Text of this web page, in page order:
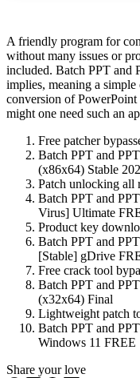
A friendly program for
without many issues or
included. Batch PPT and
implies, meaning a
conversion of
might one need such an
Free patcher
Batch PPT and
(x86x64) Stable
Patch unlocking all
Batch PPT and
Virus] Ultimate
Product key
Batch PPT and
[Stable] gDrive
Free crack tool
Batch PPT and
(x32x64) Final
Lightweight patch
Batch PPT and
Windows 11 FREE
Share your love